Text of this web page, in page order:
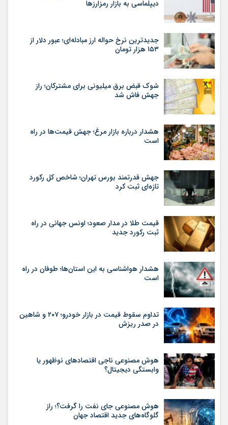
دیپلماسی به بازار رمزارزها
جدیدترین نرخ حواله ارز مبادله‌ای؛ عبور دلار از
۱۵۳ هزار تومان
شوک قبض برق میلیونی برای مشترکان؛ راز
جهش فاش شد
هشدار درباره بازار مرغ؛ جهش قیمت‌ها در راه
است
جهش قدرتمند بورس تهران؛ شاخص کل رکورد
تازه‌ای ثبت کرد
قیمت طلا در مدار صعود؛ اونس جهانی در راه
ثبت رکورد جدید
هشدار هواشناسی به این استان‌ها؛ طوفان در راه
است
تداوم سقوط قیمت در بازار خودرو؛ ۲۰۷ و شاهین
در صدر ریزش
هوش مصنوعی ناجی اقتصادهای نوظهور یا
وابستگی دیجیتال؟
هوش مصنوعی جای نفت را گرفت؟؛ راز
گلوگاه‌های جدید اقتصاد جهان